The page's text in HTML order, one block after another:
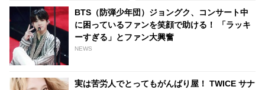
メンバーも！ 爆弾発言のオンパ
レードに爆笑
BTS（防弾少年団）ジョングク、コンサート中
に困っているファンを笑顔で助ける！ 「ラッキ
ーすぎる」とファン大興奮
NEWS
実は苦労人でとってもがんばり屋！ TWICE サナ